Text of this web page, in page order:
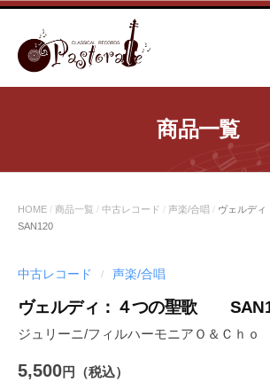
コ
商品一覧
HOME / 商品一覧 / 中古レコード / 声楽/合唱 / ヴェルデ
SAN120
中古レコード / 声楽/合唱
ヴェルディ：４つの聖歌
ジュリーニ/フィルハーモニアＯ＆Ｃｈｏ
5,500円（税込）